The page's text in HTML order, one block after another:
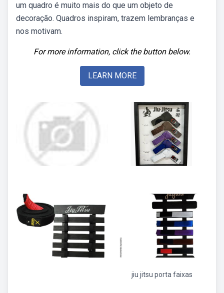
um quadro é muito mais do que um objeto de
decoração. Quadros inspiram, trazem lembranças e
nos motivam.
For more information, click the button below.
LEARN MORE
jiu jitsu porta faixas